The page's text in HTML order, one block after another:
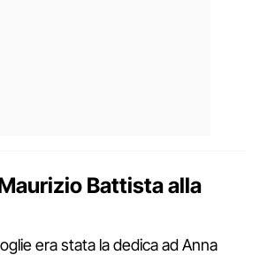
Battista alla
era stata la dedica ad Anna